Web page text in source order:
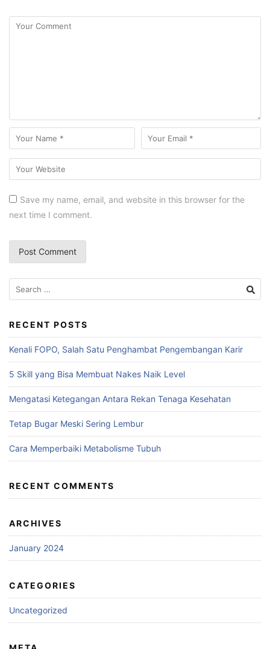
Save my name, email, and website in this browser for the
next time I comment.
Search
for:
RECENT POSTS
Kenali FOPO, Salah Satu Penghambat Pengembangan Karir
5 Skill yang Bisa Membuat Nakes Naik Level
Mengatasi Ketegangan Antara Rekan Tenaga Kesehatan
Tetap Bugar Meski Sering Lembur
Cara Memperbaiki Metabolisme Tubuh
RECENT COMMENTS
ARCHIVES
January 2024
CATEGORIES
Uncategorized